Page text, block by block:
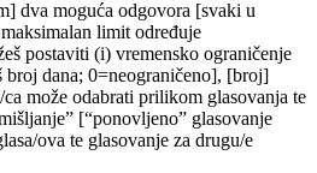
dva moguća odgovora [svaki u
limit određuje
postaviti (i) vremensko ograničenje
broj dana; 0=neograničeno], [broj]
može odabrati prilikom glasovanja te
[“ponovljeno” glasovanje
ova te glasovanje za drugu/e